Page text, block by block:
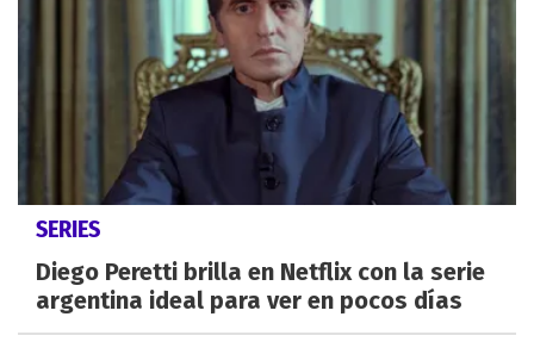
SERIES
Diego Peretti brilla en Netflix con la serie
argentina ideal para ver en pocos días